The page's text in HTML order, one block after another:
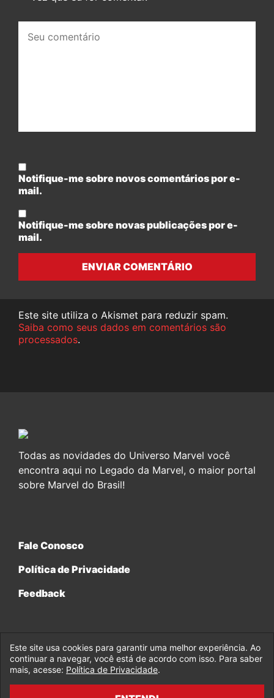
comentário:
Notifique-me sobre novos comentários por e-
mail.
Notifique-me sobre novas publicações por e-
mail.
ENVIAR COMENTÁRIO
Este site utiliza o Akismet para reduzir spam.
Saiba como seus dados em comentários são
processados.
Todas as novidades do Universo Marvel você
encontra aqui no Legado da Marvel, o maior portal
sobre Marvel do Brasil!
Fale Conosco
Política de Privacidade
Feedback
© 2017-2026 Legado da Marvel, uma empresa da Legado
Enterprises.
Este site usa cookies para garantir uma melhor experiência. Ao
continuar a navegar, você está de acordo com isso. Para saber
mais, acesse: Política de Privacidade.